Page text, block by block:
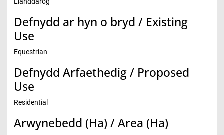
Defnydd ar hyn o bryd / Existing
Use
Equestrian
Defnydd Arfaethedig / Proposed
Use
Residential
Arwynebedd (Ha) / Area (Ha)